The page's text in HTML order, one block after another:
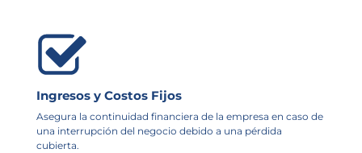
Ingresos y Costos Fijos
Asegura la continuidad financiera de la empresa en caso de
una interrupción del negocio debido a una pérdida
cubierta.